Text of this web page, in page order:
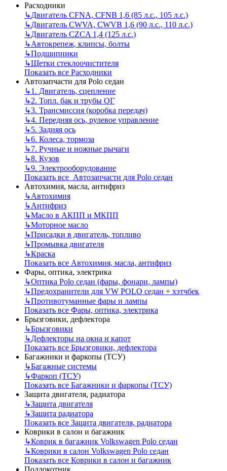
Расходники
↳Двигатель CFNA, CFNB 1,6 (85 л.с., 105 л.с.)
↳Двигатель CWVA, CWVB 1,6 (90 л.с., 110 л.с.)
↳Двигатель CZCA 1,4 (125 л.с.)
↳Автокрепеж, клипсы, болты
↳Подшипники
↳Щетки стеклоочистителя
Показать все Расходники
Автозапчасти для Polo седан
↳1. Двигатель, сцепление
↳2. Топл. бак и трубы ОГ
↳3. Трансмиссия (коробка передач)
↳4. Передняя ось, рулевое управление
↳5. Задняя ось
↳6. Колеса, тормоза
↳7. Ручные и ножные рычаги
↳8. Кузов
↳9. Электрооборудование
Показать все Автозапчасти для Polo седан
Автохимия, масла, антифриз
↳Автохимия
↳Антифриз
↳Масло в АКПП и МКПП
↳Моторное масло
↳Присадки в двигатель, топливо
↳Промывка двигателя
↳Краска
Показать все Автохимия, масла, антифриз
Фары, оптика, электрика
↳Оптика Polo седан (фары, фонари, лампы)
↳Предохранители для VW POLO седан + хэтчбек
↳Противотуманные фары и лампы
Показать все Фары, оптика, электрика
Брызговики, дефлектора
↳Брызговики
↳Дефлекторы на окна и капот
Показать все Брызговики, дефлектора
Багажники и фаркопы (ТСУ)
↳Багажные системы
↳Фаркоп (ТСУ)
Показать все Багажники и фаркопы (ТСУ)
Защита двигателя, радиатора
↳Защита двигателя
↳Защита радиатора
Показать все Защита двигателя, радиатора
Коврики в салон и багажник
↳Коврик в багажник Volkswagen Polo седан
↳Коврики в салон Volkswagen Polo седан
Показать все Коврики в салон и багажник
Подлокотник